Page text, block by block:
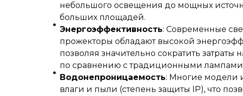
небольшого освещения до мощных
больших площадей.
Энергоэффективность: Современные
прожекторы обладают высокой
позволяя значительно сократить затраты
по сравнению с традиционными
Водонепроницаемость: Многие модели
влаги и пыли (степень защиты IP), что